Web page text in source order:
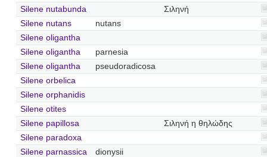
Silene nutabunda
Σιληνή
Silene nutans
nutans
Silene oligantha
Silene oligantha
parnesia
Silene oligantha
pseudoradicosa
Silene orbelica
Silene orphanidis
Silene otites
Silene papillosa
Σιληνή η θηλώδης
Silene paradoxa
Silene parnassica
dionysii